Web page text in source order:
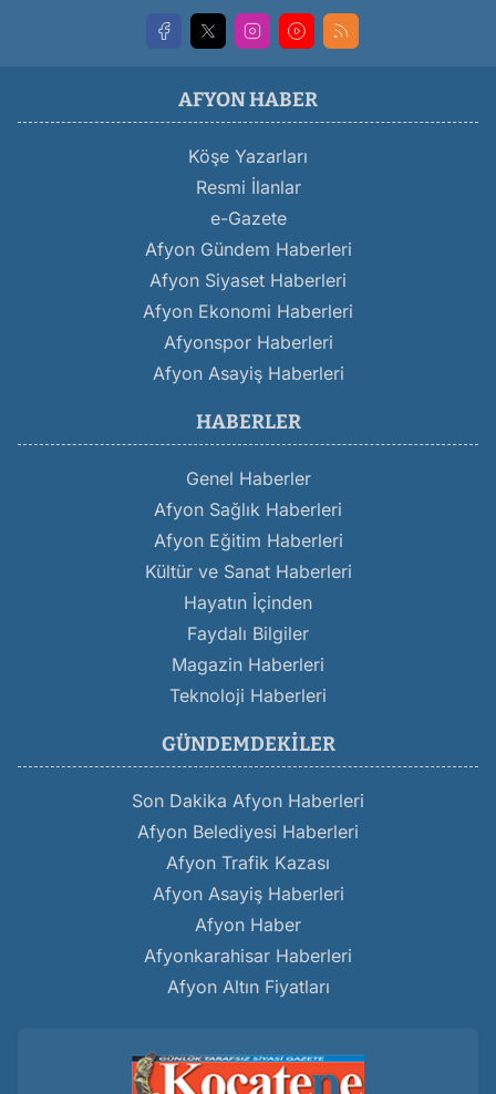
AFYON HABER
Köşe Yazarları
Resmi İlanlar
e-Gazete
Afyon Gündem Haberleri
Afyon Siyaset Haberleri
Afyon Ekonomi Haberleri
Afyonspor Haberleri
Afyon Asayiş Haberleri
HABERLER
Genel Haberler
Afyon Sağlık Haberleri
Afyon Eğitim Haberleri
Kültür ve Sanat Haberleri
Hayatın İçinden
Faydalı Bilgiler
Magazin Haberleri
Teknoloji Haberleri
GÜNDEMDEKILER
Son Dakika Afyon Haberleri
Afyon Belediyesi Haberleri
Afyon Trafik Kazası
Afyon Asayiş Haberleri
Afyon Haber
Afyonkarahisar Haberleri
Afyon Altın Fiyatları